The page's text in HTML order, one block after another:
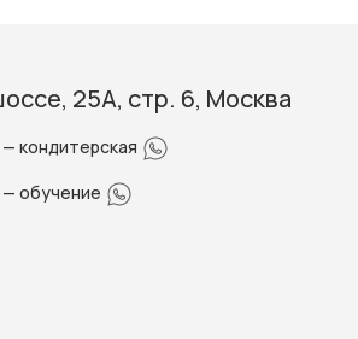
25А, стр. 6, Москва
— кондитерская
— обучение